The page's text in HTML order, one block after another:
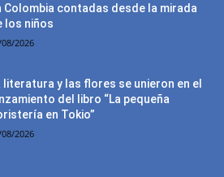
Colombia contadas desde la mirada
los niños
2026
literatura y las flores se unieron en el
del libro “La pequeña
en Tokio”
2026